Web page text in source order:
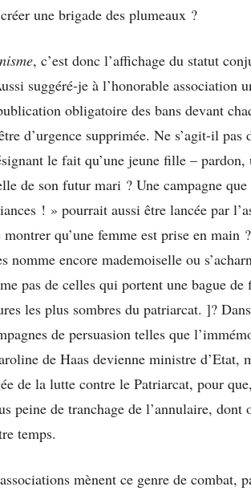
une brigade des plumeaux ?
, c’est donc l’affichage du statut
suggéré-je à l’honorable association
obligatoire des bans devant
d’urgence supprimée. Ne s’agit-il pas
le fait qu’une jeune fille – pardon,
de son futur mari ? Une campagne
! » pourrait aussi être lancée par
qu’une femme est prise en main
nomme encore mademoiselle ou
pas de celles qui portent une bague
les plus sombres du patriarcat. ]?
de persuasion telles que
de Haas devienne ministre d’Etat,
de la lutte contre le Patriarcat, pour
peine de tranchage de l’annulaire, dont
temps.
mènent ce genre de combat,